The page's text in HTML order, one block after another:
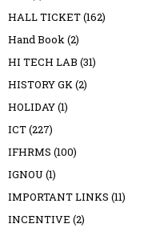
HALL TICKET(162)
Hand Book(2)
HI TECH LAB (31)
HISTORY GK(2)
HOLIDAY(1)
ICT(227)
IFHRMS (100)
IGNOU (1)
IMPORTANT LINKS (11)
INCENTIVE (2)